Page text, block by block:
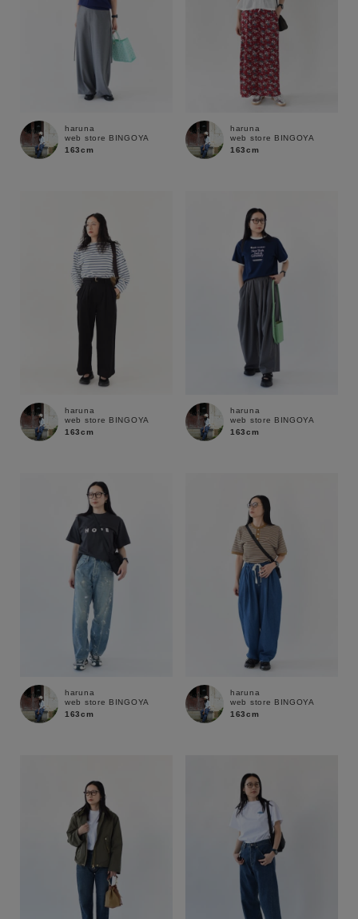
キーワード
MENS KIDS
ブランド
haruna
web store BINGOYA
163cm
haruna
web store BINGOYA
163cm
haruna
web store BINGOYA
163cm
haruna
web store BINGOYA
163cm
haruna
web store BINGOYA
163cm
haruna
web store BINGOYA
163cm